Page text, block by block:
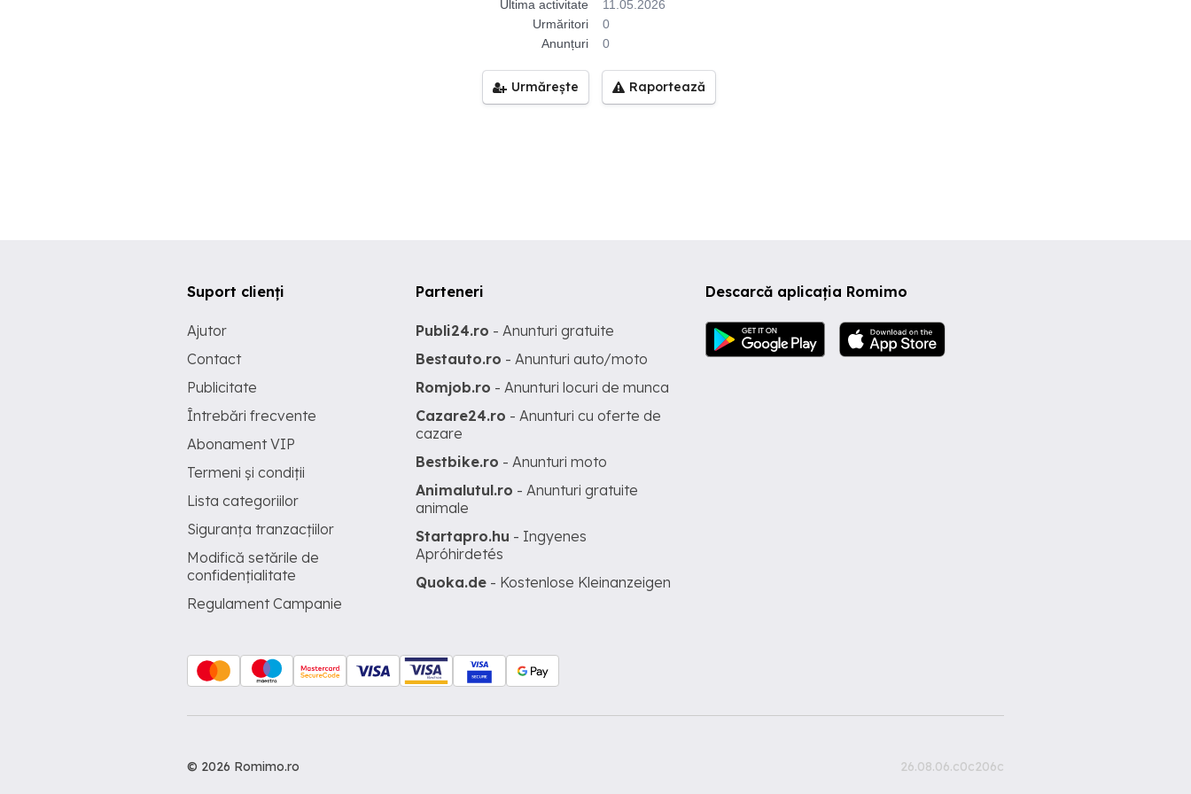
Ultima activitate
11.05.2026
Urmăritori
0
Anunțuri
0
Urmărește Raportează
Descarcă aplicația Romimo
Suport clienți
Ajutor
Contact
Publicitate
Întrebări frecvente
Abonament VIP
Termeni și condiții
Lista categoriilor
Siguranța tranzacțiilor
Modifică setările de
confidențialitate
Regulament Campanie
Parteneri
Publi24.ro - Anunturi gratuite
Bestauto.ro - Anunturi auto/moto
Romjob.ro - Anunturi locuri de munca
Cazare24.ro - Anunturi cu oferte de
cazare
Bestbike.ro - Anunturi moto
Animalutul.ro - Anunturi gratuite
animale
Startapro.hu - Ingyenes
Apróhirdetés
Quoka.de - Kostenlose Kleinanzeigen
© 2026 Romimo.ro 26.08.06.c0c206c